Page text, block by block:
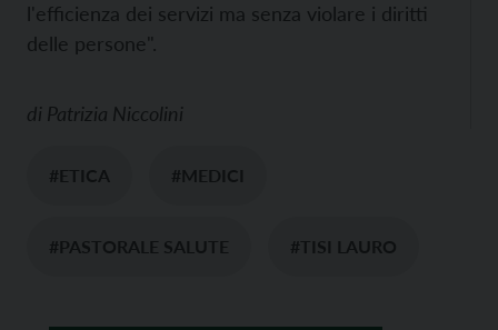
l'efficienza dei servizi ma senza violare i diritti
delle persone".
di Patrizia Niccolini
#ETICA #MEDICI
#PASTORALE SALUTE #TISI LAURO